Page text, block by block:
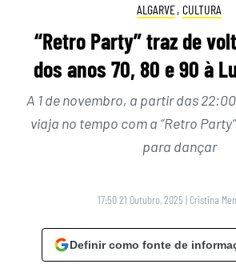
ALGARVE, CULTURA
“Retro Party” traz de
dos anos 70, 80 e 90 à
A 1 de novembro, a partir das
viaja no tempo com a “Retro
para dançar
17:50 21 Outubro, 2025 | Cristina
Definir como fonte de